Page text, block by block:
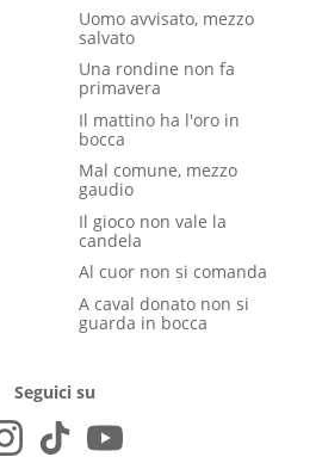
Uomo avvisato, mezzo
salvato
Una rondine non fa
primavera
Il mattino ha l'oro in
bocca
Mal comune, mezzo
gaudio
Il gioco non vale la
candela
Al cuor non si comanda
A caval donato non si
guarda in bocca
Seguici su